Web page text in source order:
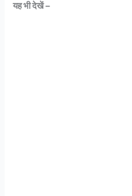
यह भी देखें –